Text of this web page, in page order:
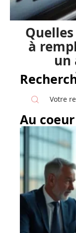
à
un
Au